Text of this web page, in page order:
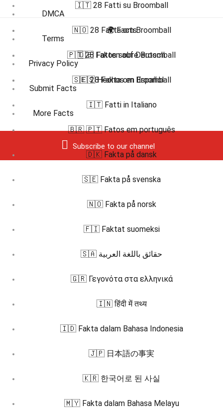
DMCA
Terms
Privacy Policy
Submit Facts
More Facts
Subscribe to our channel
🇮🇹 28 Fatti su Broomball
🇳🇴 28 Fakta om Broomball
🇵🇹 28 Fatos sobre Broomball
🇸🇪 28 Fakta om Broomball
🌍 Facts
🇩🇪 Fakten auf Deutsch
🇪🇸 Hechos en Español
🇮🇹 Fatti in Italiano
🇧🇷 🇵🇹 Fatos em português
🇩🇰 Fakta på dansk
🇸🇪 Fakta på svenska
🇳🇴 Fakta på norsk
🇫🇮 Faktat suomeksi
🇸🇦 حقائق باللغة العربية
🇬🇷 Γεγονότα στα ελληνικά
🇮🇳 हिंदी में तथ्य
🇮🇩 Fakta dalam Bahasa Indonesia
🇯🇵 日本語の事実
🇰🇷 한국어로 된 사실
🇲🇾 Fakta dalam Bahasa Melayu